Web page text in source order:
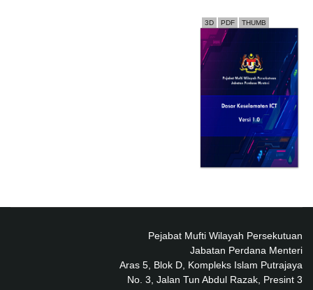
3D PDF THUMB
Pejabat Mufti Wilayah Persekutuan
Jabatan Perdana Menteri
Aras 5, Blok D, Kompleks Islam Putrajaya
No. 3, Jalan Tun Abdul Razak, Presint 3